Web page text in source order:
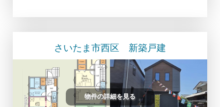
さいたま市西区 新築戸建
物件の詳細を見る